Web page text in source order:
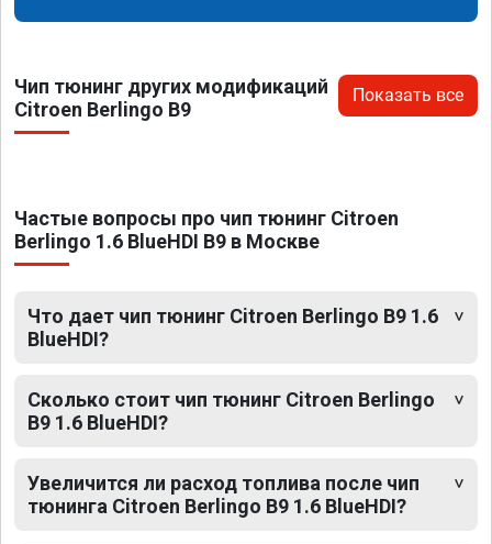
Чип тюнинг других модификаций
Citroen Berlingo B9
Показать все
Частые вопросы про чип тюнинг Citroen
Berlingo 1.6 BlueHDI B9 в Москве
Что дает чип тюнинг Citroen Berlingo B9 1.6
BlueHDI?
Сколько стоит чип тюнинг Citroen Berlingo
B9 1.6 BlueHDI?
Увеличится ли расход топлива после чип
тюнинга Citroen Berlingo B9 1.6 BlueHDI?